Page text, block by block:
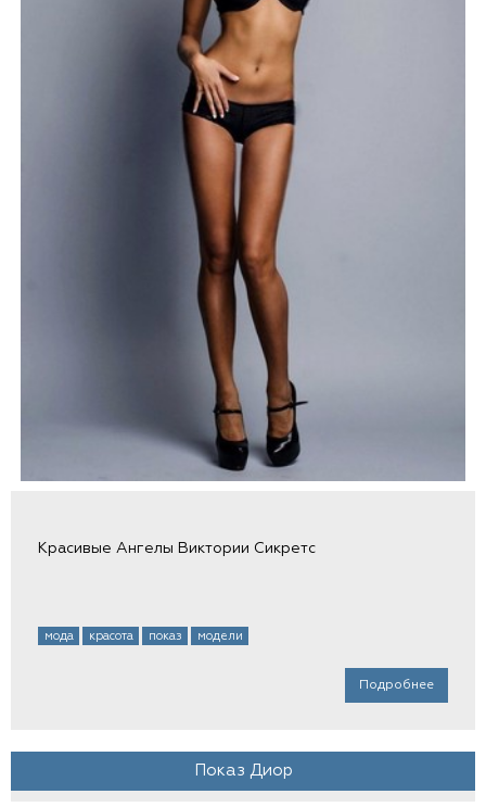
Красивые Ангелы Виктории Сикретс
мода красота показ модели
Подробнее
Показ Диор